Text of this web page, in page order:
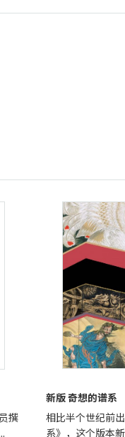
撰
新版 奇想的谱系
相比半个世纪前
系》，这个版本